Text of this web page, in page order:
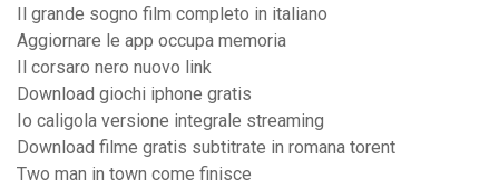
Il grande sogno film completo in italiano
Aggiornare le app occupa memoria
Il corsaro nero nuovo link
Download giochi iphone gratis
Io caligola versione integrale streaming
Download filme gratis subtitrate in romana torent
Two man in town come finisce